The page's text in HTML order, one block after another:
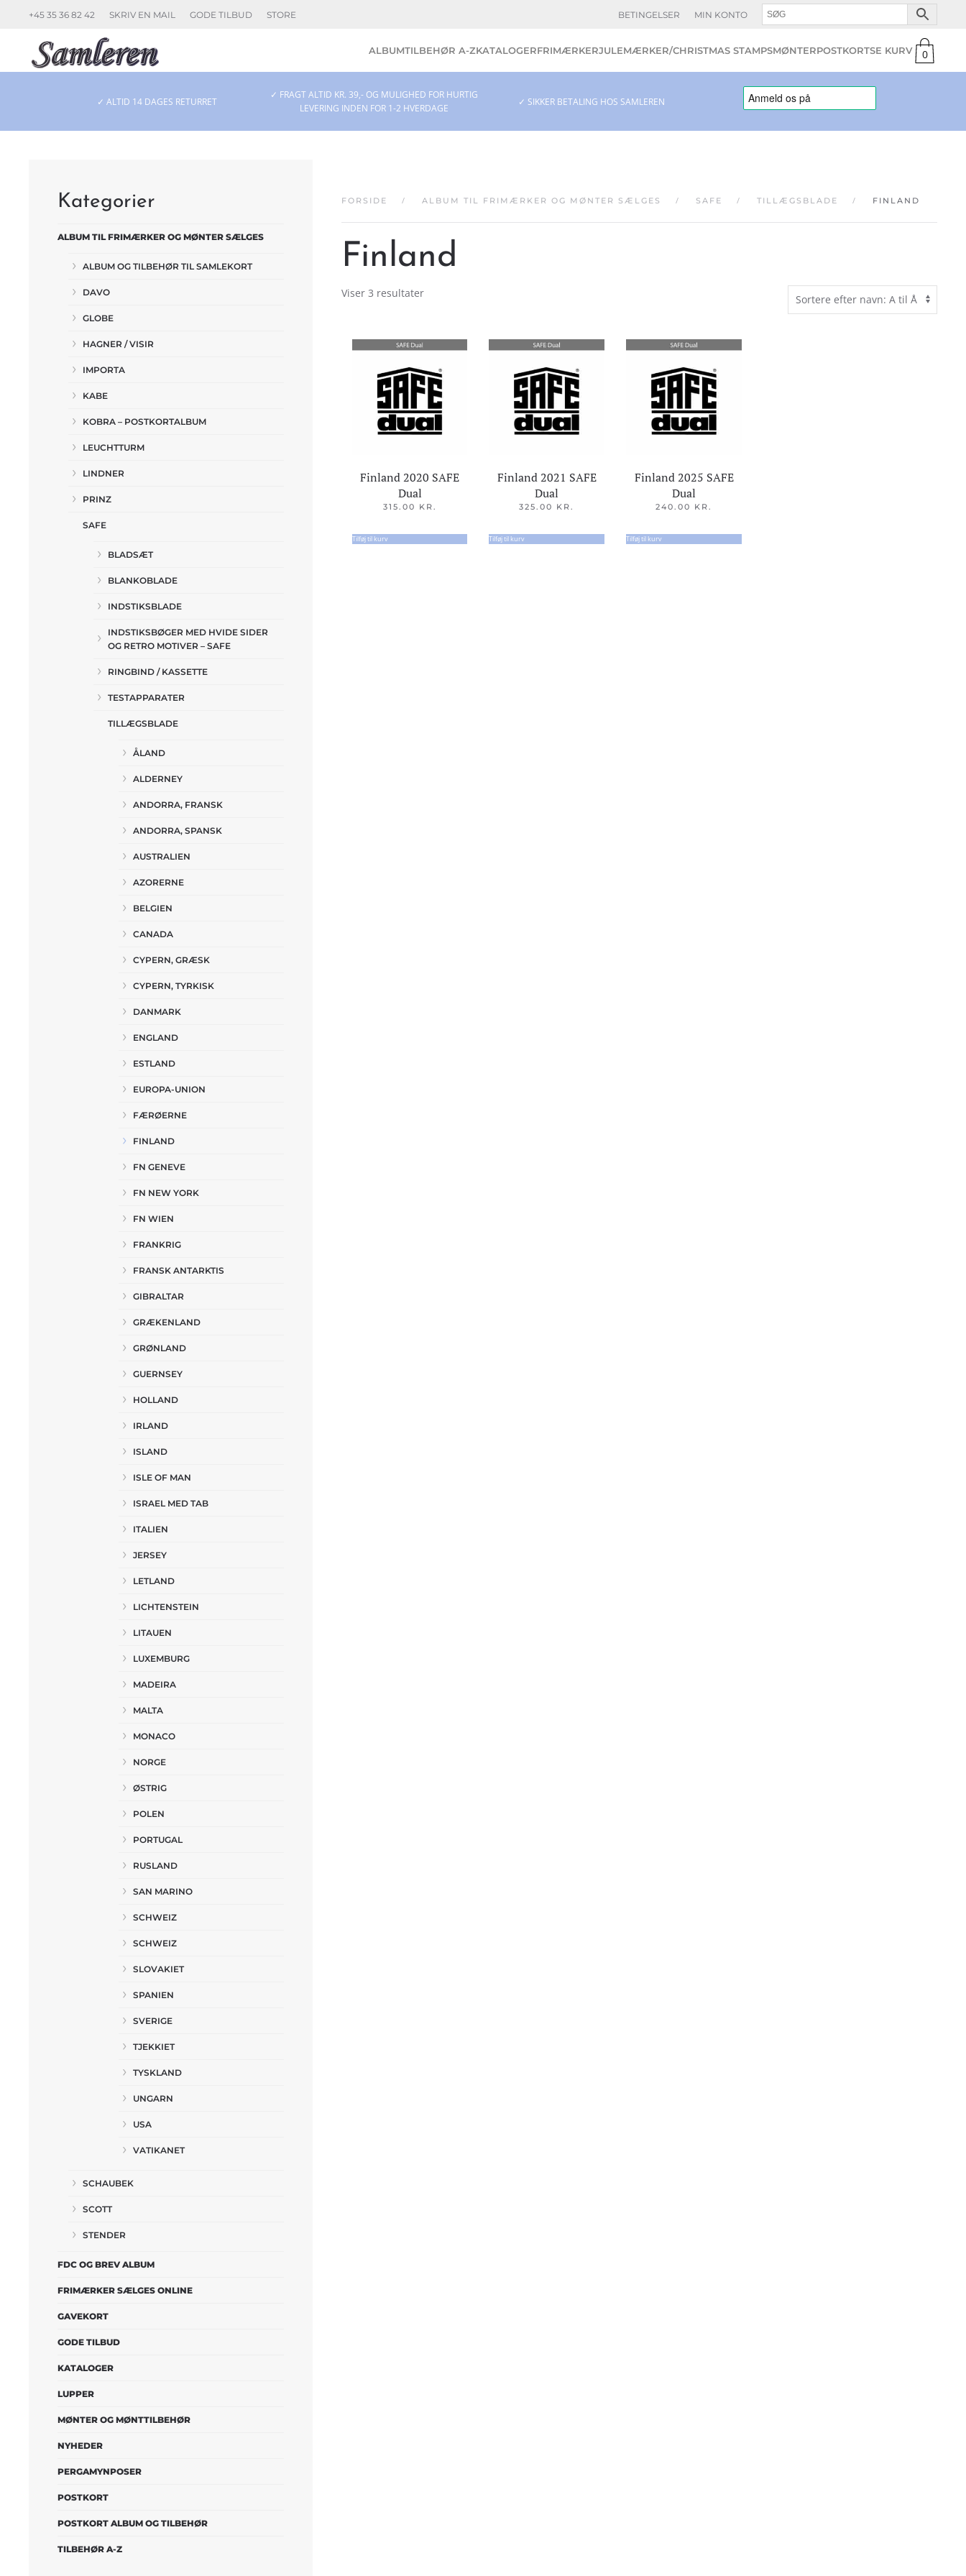
Skip to main content
+45 35 36 82 42 SKRIV EN MAIL GODE TILBUD STORE BETINGELSER MIN KONTO
ALBUMTILBEHØR A-ZKATALOGERFRIMÆRKERJULEMÆRKER/CHRISTMAS STAMPSMØNTERPOSTKORT 0
✓ ALTID 14 DAGES RETURRET
✓ FRAGT ALTID KR. 39,- OG MULIGHED FOR HURTIG
LEVERING INDEN FOR 1-2 HVERDAGE
✓ SIKKER BETALING HOS SAMLEREN
Kategorier
ALBUM TIL FRIMÆRKER OG MØNTER SÆLGES
ALBUM OG TILBEHØR TIL SAMLEKORT
DAVO
GLOBE
HAGNER / VISIR
IMPORTA
KABE
KOBRA – POSTKORTALBUM
LEUCHTTURM
LINDNER
PRINZ
SAFE
BLADSÆT
BLANKOBLADE
INDSTIKSBLADE
INDSTIKSBØGER MED HVIDE SIDER
OG RETRO MOTIVER – SAFE
RINGBIND / KASSETTE
TESTAPPARATER
TILLÆGSBLADE
ÅLAND
ALDERNEY
ANDORRA, FRANSK
ANDORRA, SPANSK
AUSTRALIEN
AZORERNE
BELGIEN
CANADA
CYPERN, GRÆSK
CYPERN, TYRKISK
DANMARK
ENGLAND
ESTLAND
EUROPA-UNION
FÆRØERNE
FINLAND
FN GENEVE
FN NEW YORK
FN WIEN
FRANKRIG
FRANSK ANTARKTIS
GIBRALTAR
GRÆKENLAND
GRØNLAND
GUERNSEY
HOLLAND
IRLAND
ISLAND
ISLE OF MAN
ISRAEL MED TAB
ITALIEN
JERSEY
LETLAND
LICHTENSTEIN
LITAUEN
LUXEMBURG
MADEIRA
MALTA
MONACO
NORGE
ØSTRIG
POLEN
PORTUGAL
RUSLAND
SAN MARINO
SCHWEIZ
SCHWEIZ
SLOVAKIET
SPANIEN
SVERIGE
TJEKKIET
TYSKLAND
UNGARN
USA
VATIKANET
SCHAUBEK
SCOTT
STENDER
FDC OG BREV ALBUM
FRIMÆRKER SÆLGES ONLINE
GAVEKORT
GODE TILBUD
KATALOGER
LUPPER
MØNTER OG MØNTTILBEHØR
NYHEDER
PERGAMYNPOSER
POSTKORT
POSTKORT ALBUM OG TILBEHØR
TILBEHØR A-Z
FORSIDE ALBUM TIL FRIMÆRKER OG MØNTER SÆLGES SAFE TILLÆGSBLADE FINLAND
Finland
Viser 3 resultater
Finland 2020 SAFE
Dual
315.00 KR.
Tilføj til kurv
Finland 2021 SAFE
Dual
325.00 KR.
Tilføj til kurv
Finland 2025 SAFE
Dual
240.00 KR.
Tilføj til kurv